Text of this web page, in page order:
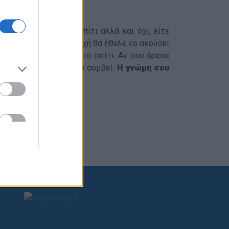
δράσεις από το σπίτι αλλά και όχι, είτε
Προσκοπική Περιοχή θα ήθελε να ακούσει
Προσκοπισμό από το σπίτι. Αν σου άρεσε
η δυνατότητα να συμβεί. Η γνώμη σου
greek/